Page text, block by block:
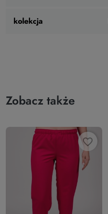
kolekcja
Zobacz także
favorite_border